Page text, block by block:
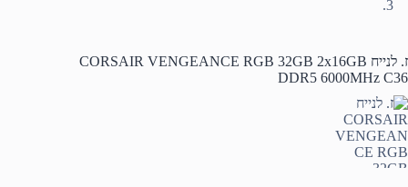
ז. לנייח CORSAIR VENGEANCE RGB 32GB 2x16GB
DDR5 6000MHz C36